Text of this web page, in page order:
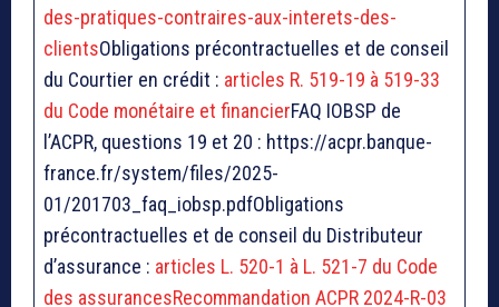
des-pratiques-contraires-aux-interets-des-
clientsObligations précontractuelles et de conseil
du Courtier en crédit : articles R. 519-19 à 519-33
du Code monétaire et financierFAQ IOBSP de
l’ACPR, questions 19 et 20 : https://acpr.banque-
france.fr/system/files/2025-
01/201703_faq_iobsp.pdfObligations
précontractuelles et de conseil du Distributeur
d’assurance : articles L. 520-1 à L. 521-7 du Code
des assurancesRecommandation ACPR 2024-R-03